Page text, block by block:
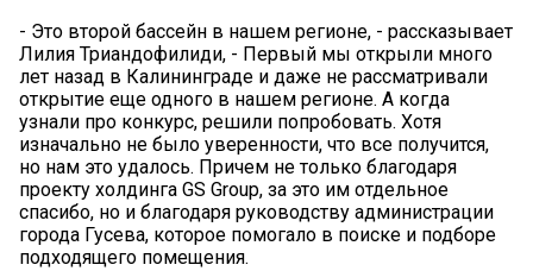
- Это второй бассейн в нашем регионе, - рассказывает
Лилия Триандофилиди, - Первый мы открыли много
лет назад в Калининграде и даже не рассматривали
открытие еще одного в нашем регионе. А когда
узнали про конкурс, решили попробовать. Хотя
изначально не было уверенности, что все получится,
но нам это удалось. Причем не только благодаря
проекту холдинга GS Group, за это им отдельное
спасибо, но и благодаря руководству администрации
города Гусева, которое помогало в поиске и подборе
подходящего помещения.